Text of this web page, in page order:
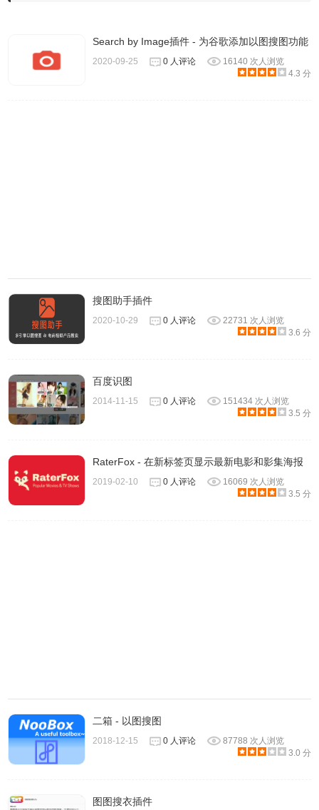
1.1.5
-现在，搜索将访问https://tineye.com，以保护隐私并正确处
理已登录TinEye.com帐户的用户的搜索。
-新的背景和前景标签将显示在当前活动标签的旁边。
Search by Image插件 - 为谷歌添加以图搜图功能
2020-09-25 0 人评论
16140 次人浏览
4.3 分
搜图助手插件
2020-10-29 0 人评论
22731 次人浏览
3.6 分
百度识图
2014-11-15 0 人评论
151434 次人浏览
3.5 分
RaterFox - 在新标签页显示最新电影和影集海报
2019-02-10 0 人评论
16069 次人浏览
3.5 分
二箱 - 以图搜图
2018-12-15 0 人评论
87788 次人浏览
3.0 分
图图搜衣插件